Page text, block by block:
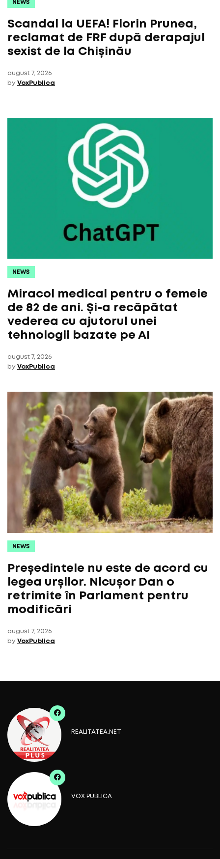
NEWS
Scandal la UEFA! Florin Prunea,
reclamat de FRF după derapajul
sexist de la Chișinău
august 7, 2026
by VoxPublica
NEWS
Miracol medical pentru o femeie
de 82 de ani. Și-a recăpătat
vederea cu ajutorul unei
tehnologii bazate pe AI
august 7, 2026
by VoxPublica
NEWS
Președintele nu este de acord cu
legea urșilor. Nicușor Dan o
retrimite în Parlament pentru
modificări
august 7, 2026
by VoxPublica
REALITATEA.NET
VOX PUBLICA